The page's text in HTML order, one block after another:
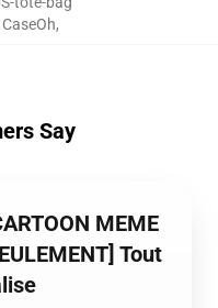
,
Say
MEME
Tout